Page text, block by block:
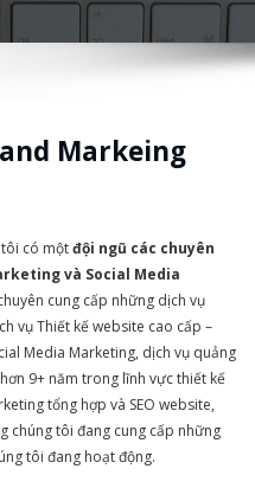
Markeing
tôi có mộtđội ngũ các chuyên
và Social Media
cung cấp những dịch vụ
vụ Thiết kế website cao cấp –
Media Marketing, dịch vụ quảng
9+ năm trong lĩnh vực thiết kế
tổng hợp và SEO website,
chúng tôi đang cung cấp những
tôi đang hoạt động.